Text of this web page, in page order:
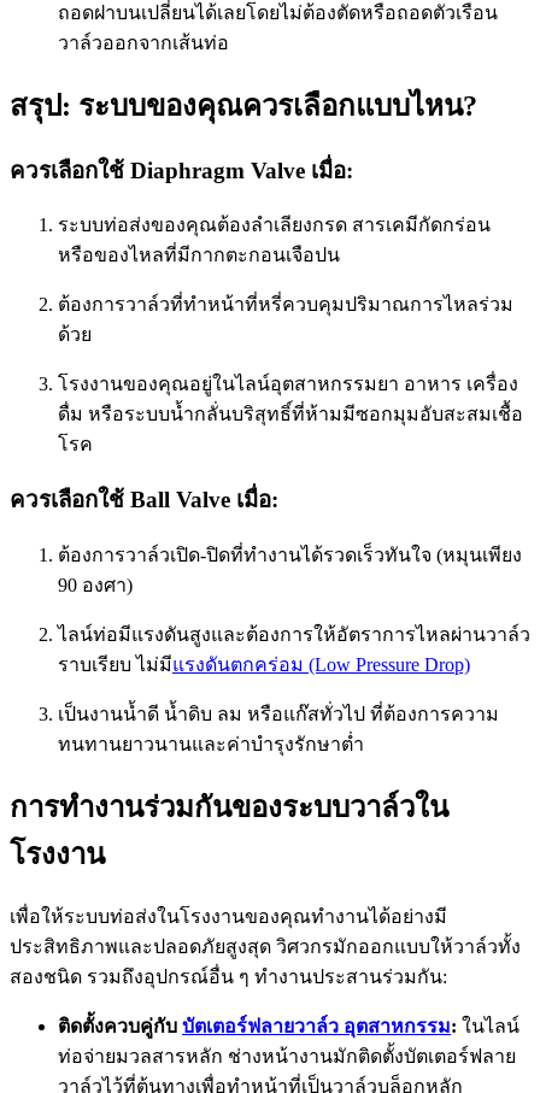
ถอดฝาบนเปลี่ยนได้เลยโดยไม่ต้องตัดหรือถอดตัวเรือน
วาล์วออกจากเส้นท่อ
สรุป: ระบบของคุณควรเลือกแบบไหน?
ควรเลือกใช้ Diaphragm Valve เมื่อ:
ระบบท่อส่งของคุณต้องลำเลียงกรด สารเคมีกัดกร่อน
หรือของไหลที่มีกากตะกอนเจือปน
ต้องการวาล์วที่ทำหน้าที่หรี่ควบคุมปริมาณการไหลร่วม
ด้วย
โรงงานของคุณอยู่ในไลน์อุตสาหกรรมยา อาหาร เครื่อง
ดื่ม หรือระบบน้ำกลั่นบริสุทธิ์ที่ห้ามมีซอกมุมอับสะสมเชื้อ
โรค
ควรเลือกใช้ Ball Valve เมื่อ:
ต้องการวาล์วเปิด-ปิดที่ทำงานได้รวดเร็วทันใจ (หมุนเพียง
90 องศา)
ไลน์ท่อมีแรงดันสูงและต้องการให้อัตราการไหลผ่านวาล์ว
ราบเรียบ ไม่มีแรงดันตกคร่อม (Low Pressure Drop)
เป็นงานน้ำดี น้ำดิบ ลม หรือแก๊สทั่วไป ที่ต้องการความ
ทนทานยาวนานและค่าบำรุงรักษาต่ำ
การทำงานร่วมกันของระบบวาล์วใน
โรงงาน
เพื่อให้ระบบท่อส่งในโรงงานของคุณทำงานได้อย่างมี
ประสิทธิภาพและปลอดภัยสูงสุด วิศวกรมักออกแบบให้วาล์วทั้ง
สองชนิด รวมถึงอุปกรณ์อื่น ๆ ทำงานประสานร่วมกัน:
ติดตั้งควบคู่กับ บัตเตอร์ฟลายวาล์ว อุตสาหกรรม: ในไลน์
ท่อจ่ายมวลสารหลัก ช่างหน้างานมักติดตั้งบัตเตอร์ฟลาย
วาล์วไว้ที่ต้นทางเพื่อทำหน้าที่เป็นวาล์วบล็อกหลัก